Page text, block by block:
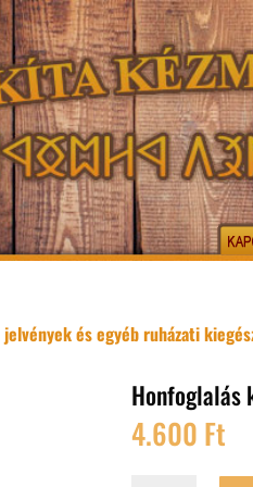
és egyéb ruházati
Honfoglalás
4.600 Ft